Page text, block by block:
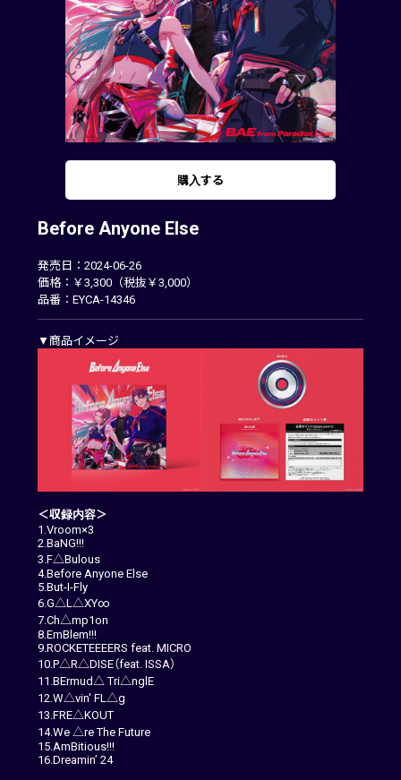
購入する
Before Anyone Else
発売日：2024-06-26
価格：￥3,300（税抜￥3,000）
品番：EYCA-14346
▼商品イメージ
＜収録内容＞
1.Vroom×3
2.BaNG!!!
3.F△Bulous
4.Before Anyone Else
5.But-I-Fly
6.G△L△XY∞
7.Ch△mp1on
8.EmBlem!!!
9.ROCKETEEEERS feat. MICRO
10.P△R△DISE（feat. ISSA）
11.BErmud△ Tri△nglE
12.W△vin' FL△g
13.FRE△KOUT
14.We △re The Future
15.AmBitious!!!
16.Dreamin’ 24